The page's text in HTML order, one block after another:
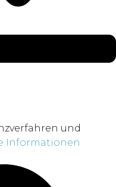
und
Informationen